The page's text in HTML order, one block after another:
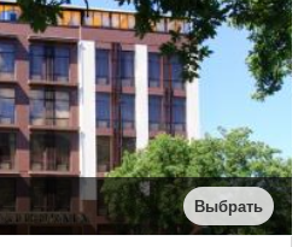
Выбрать